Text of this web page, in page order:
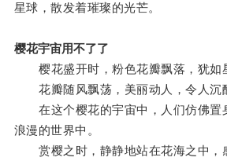
星球，散发着璀璨的光芒。
樱花宇宙用不了了
樱花盛开时，粉色花瓣飘落，犹如
花瓣随风飘荡，美丽动人，令人沉
在这个樱花的宇宙中，人们仿佛置
浪漫的世界中。
赏樱之时，静静地站在花海之中，